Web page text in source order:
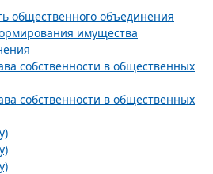
общественного объединения
имущества
собственности в общественных
собственности в общественных